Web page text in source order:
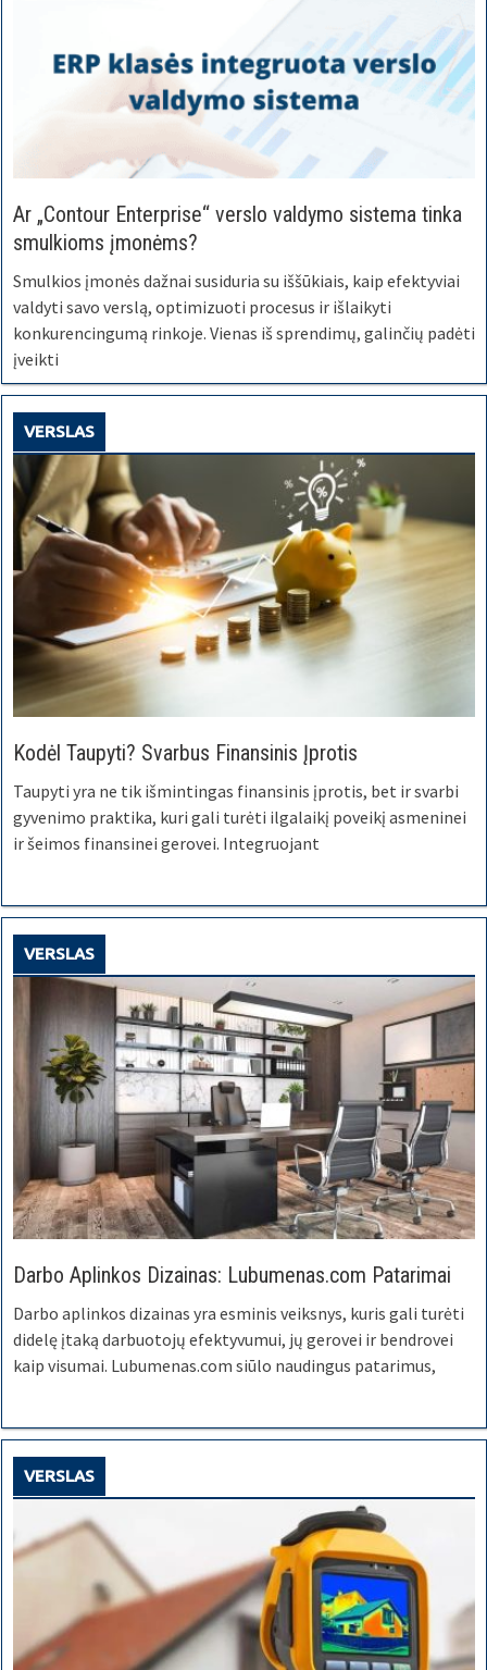
Ar „Contour Enterprise“ verslo valdymo sistema tinka
smulkioms įmonėms?
Smulkios įmonės dažnai susiduria su iššūkiais, kaip efektyviai
valdyti savo verslą, optimizuoti procesus ir išlaikyti
konkurencingumą rinkoje. Vienas iš sprendimų, galinčių padėti
įveikti
VERSLAS
Kodėl Taupyti? Svarbus Finansinis Įprotis
Taupyti yra ne tik išmintingas finansinis įprotis, bet ir svarbi
gyvenimo praktika, kuri gali turėti ilgalaikį poveikį asmeninei
ir šeimos finansinei gerovei. Integruojant
VERSLAS
Darbo Aplinkos Dizainas: Lubumenas.com Patarimai
Darbo aplinkos dizainas yra esminis veiksnys, kuris gali turėti
didelę įtaką darbuotojų efektyvumui, jų gerovei ir bendrovei
kaip visumai. Lubumenas.com siūlo naudingus patarimus,
VERSLAS